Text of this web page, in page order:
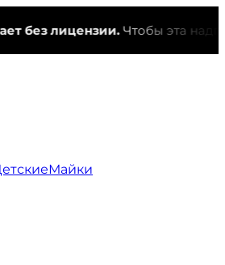
лицензии.Чтобы эта надпись
Майки